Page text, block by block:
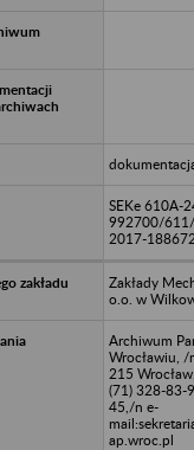
SEKe 610A-
992700/
2017-
Zakłady
o.o. w
Archiwum
Wrocławiu,
215
(71) 328-83-
45,/n e-
ap.wroc.pl